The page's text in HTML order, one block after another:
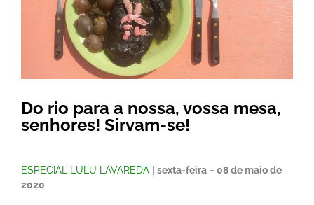
Do rio para a nossa, vossa mesa,
senhores! Sirvam-se!
ESPECIAL LULU LAVAREDA
| sexta-feira – 08 de maio de
2020